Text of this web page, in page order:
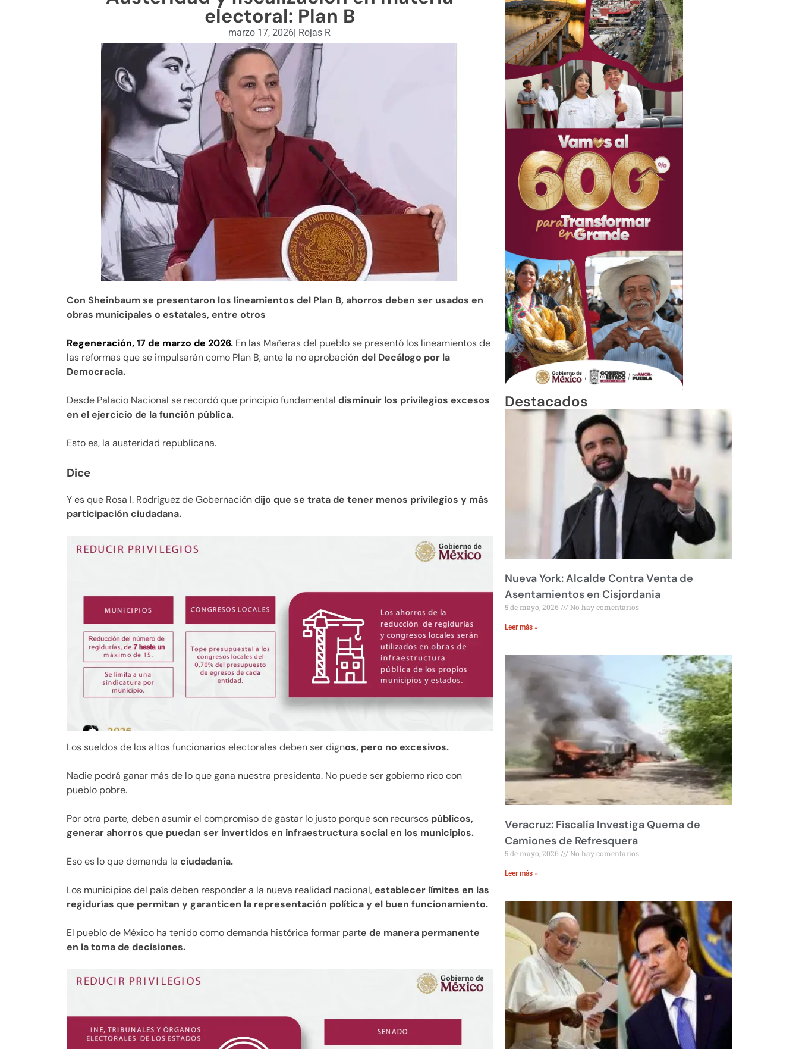
electoral: Plan B
marzo 17, 2026 Rojas R
Con Sheinbaum se presentaron los lineamientos del Plan B, ahorros deben ser usados en
obras municipales o estatales, entre otros
Regeneración, 17 de marzo de 2026. En las Mañeras del pueblo se presentó los lineamientos de
las reformas que se impulsarán como Plan B, ante la no aprobación del Decálogo por la
Democracia.
Desde Palacio Nacional se recordó que principio fundamental disminuir los privilegios excesos
en el ejercicio de la función pública.
Esto es, la austeridad republicana.
Dice
Y es que Rosa I. Rodríguez de Gobernación dijo que se trata de tener menos privilegios y más
participación ciudadana.
Los sueldos de los altos funcionarios electorales deben ser dignos, pero no excesivos.
Nadie podrá ganar más de lo que gana nuestra presidenta. No puede ser gobierno rico con
pueblo pobre.
Por otra parte, deben asumir el compromiso de gastar lo justo porque son recursos públicos,
generar ahorros que puedan ser invertidos en infraestructura social en los municipios.
Eso es lo que demanda la ciudadanía.
Los municipios del país deben responder a la nueva realidad nacional,establecer límites en las
regidurías que permitan y garanticen la representación política y el buen funcionamiento.
El pueblo de México ha tenido como demanda histórica formar parte de manera permanente
en la toma de decisiones.
Destacados
Nueva York: Alcalde Contra Venta de
Asentamientos en Cisjordania
5 de mayo, 2026 No hay comentarios
Leer más »
Veracruz: Fiscalía Investiga Quema de
Camiones de Refresquera
5 de mayo, 2026 No hay comentarios
Leer más »